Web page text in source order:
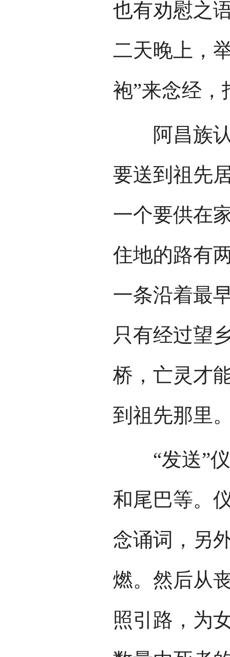
也有劝慰之
二天晚上，
袍”来念经
阿昌族认
要送到祖先
一个要供在
住地的路有
一条沿着最
只有经过望
桥，亡灵才
到祖先那里
“发送”仪
和尾巴等。
念诵词，另
燃。然后从
照引路，为